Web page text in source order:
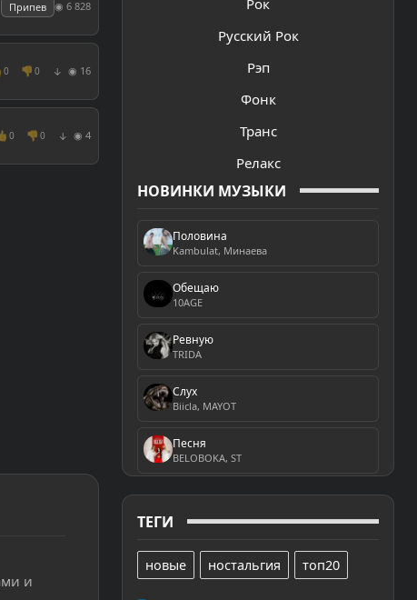
Рок
Русский Рок
Рэп
Фонк
Транс
Релакс
НОВИНКИ МУЗЫКИ
Половина
Kambulat, Минаева
Обещаю
10AGE
Ревную
TRIDA
Слух
Biicla, MAYOT
Песня
BELOBOKA, ST
ТЕГИ
новые ностальгия топ20
Припев ◉ 6 828
0 👎 0 ↓ ◉ 16
0 👎 0 ↓ ◉ 4
и